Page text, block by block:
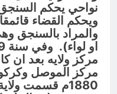
نواحي يحكم
ويحكم القضاء
والمراد بالسنجق
مركز ولايه بعد ان
مركز الموصل
1880م
قسمت